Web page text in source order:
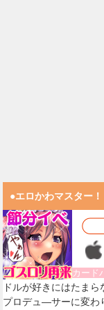
●エロかわマスター！
カード
ドルが好きにはたまら
プロデュ―サーに変わ